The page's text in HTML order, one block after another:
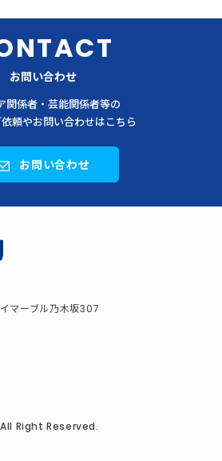
お問い合わせ
関係者・芸能関係者等の
頼やお問い合わせはこちら
お問い合わせ
マーブル乃木坂307
Right Reserved.